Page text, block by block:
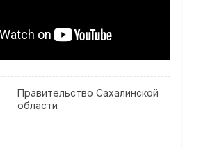
Правительство Сахалинской
области